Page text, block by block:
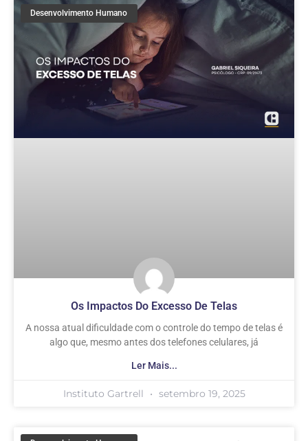
Desenvolvimento Humano
Os Impactos Do Excesso De Telas
A nossa atual dificuldade com o controle do tempo de telas é
algo que, mesmo antes dos telefones celulares, já
Ler Mais...
Instituto Gartrell setembro 19, 2025